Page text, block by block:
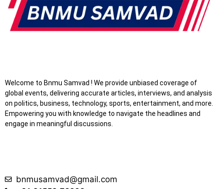
Welcome to Bnmu Samvad ! We provide unbiased coverage of
global events, delivering accurate articles, interviews, and analysis
on politics, business, technology, sports, entertainment, and more.
Empowering you with knowledge to navigate the headlines and
engage in meaningful discussions.
bnmusamvad@gmail.com